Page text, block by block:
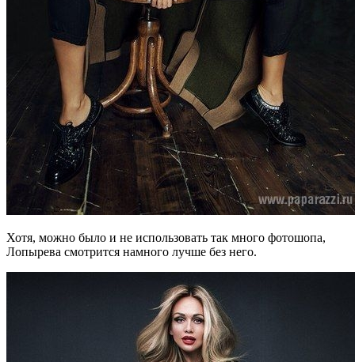
Хотя, можно было и не использовать так много фотошопа,
Лопырева смотрится намного лучше без него.